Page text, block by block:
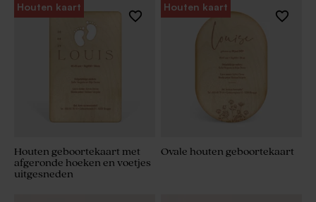
Houten kaart
Houten geboortekaart met
afgeronde hoeken en voetjes
uitgesneden
Houten kaart
Ovale houten geboortekaart